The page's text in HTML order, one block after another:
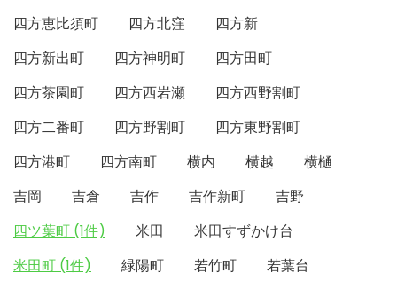
四方恵比須町
四方北窪
四方新
四方新出町
四方神明町
四方田町
四方茶園町
四方西岩瀬
四方西野割町
四方二番町
四方野割町
四方東野割町
四方港町
四方南町 横内 横越
横樋
吉岡
吉倉 吉作 吉作新町
吉野
四ツ葉町 (1件)
米田
米田すずかけ台
米田町 (1件)
緑陽町 若竹町
若葉台